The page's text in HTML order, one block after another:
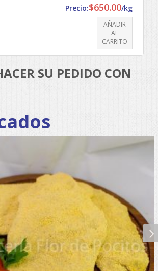
Precio:$650.00/kg
AÑADIR
AL
CARRITO
SU PEDIDO CON